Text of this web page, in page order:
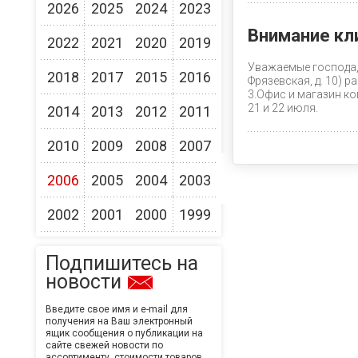
2026
2025 2024 2023
2022 2021 2020 2019
2018 2017 2015 2016
2014 2013 2012 2011
2010 2009 2008 2007
2006 2005 2004 2003
2002 2001 2000 1999
Подпишитесь на
новости
Введите свое имя и e-mail для
получения на Ваш электронный
ящик сообщения о публикации на
сайте свежей новости по
Внимание
Уважаемые
Фрязевская, д. 10)
3.Офис и магазин
21 и 22 июля.